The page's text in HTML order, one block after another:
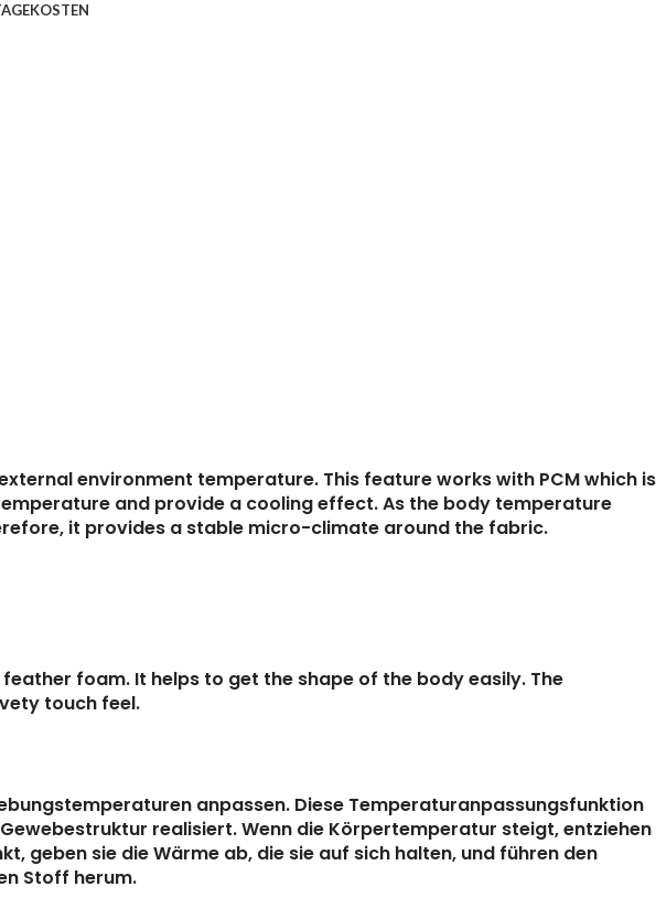
environment temperature. This feature works with PCM which is
and provide a cooling effect. As the body temperature
it provides a stable micro-climate around the fabric.
foam. It helps to get the shape of the body easily. The
touch feel.
anpassen. Diese Temperaturanpassungsfunktion
realisiert. Wenn die Körpertemperatur steigt, entziehen
geben sie die Wärme ab, die sie auf sich halten, und führen den
Stoff herum.